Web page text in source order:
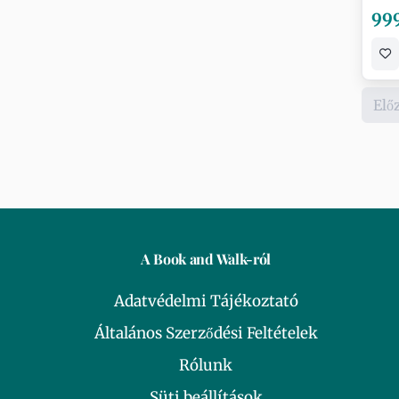
A Book and Walk-ról
Adatvédelmi Tájékoztató
Általános Szerződési Feltételek
Rólunk